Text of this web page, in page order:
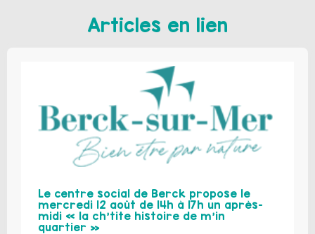
Articles en lien
Le centre social de Berck propose le
mercredi 12 août de 14h à 17h un après-
midi « la ch’tite histoire de m’in
quartier »